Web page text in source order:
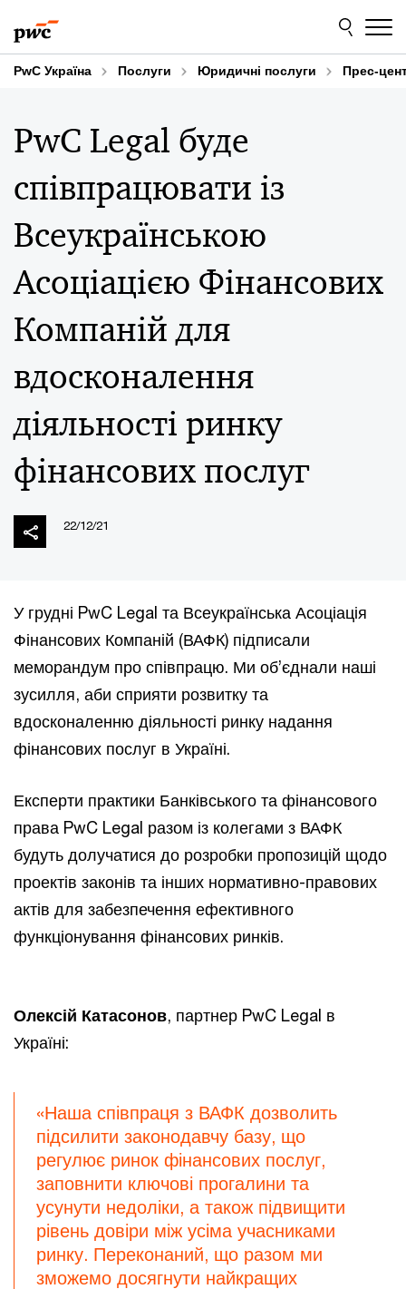
to
content
to
footer
PwC Україна Послуги Юридичні послуги Прес-
PwC Legal буде
співпрацювати із
Всеукраїнською
Асоціацією Фінансових
Компаній для
вдосконалення
діяльності ринку
фінансових послуг
22/12/21
У грудні PwC Legal та Всеукраїнська Асоціація
Фінансових Компаній (ВАФК) підписали
меморандум про співпрацю. Ми об’єднали наші
зусилля, аби сприяти розвитку та
вдосконаленню діяльності ринку надання
фінансових послуг в Україні.
Експерти практики Банківського та фінансового
права PwC Legal разом із колегами з ВАФК
будуть долучатися до розробки пропозицій щодо
проектів законів та інших нормативно-правових
актів для забезпечення ефективного
функціонування фінансових ринків.
Олексій Катасонов, партнер PwC Legal в
Україні:
«Наша співпраця з ВАФК дозволить
підсилити законодавчу базу, що
регулює ринок фінансових послуг,
заповнити ключові прогалини та
усунути недоліки, а також підвищити
рівень довіри між усіма учасниками
ринку. Переконаний, що разом ми
зможемо досягнути найкращих